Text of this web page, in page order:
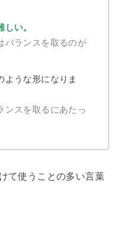
い。
バランスを取るのが
ような形になりま
スを取るにあたっ
て使うことの多い言葉